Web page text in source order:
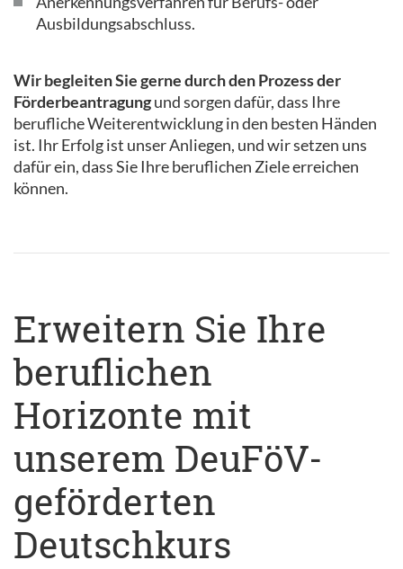
Ausbildungsabschluss.
Wir begleiten Sie gerne durch den Prozess der
Förderbeantragungund sorgen dafür, dass Ihre
berufliche Weiterentwicklung in den besten Händen
ist. Ihr Erfolg ist unser Anliegen, und wir setzen uns
dafür ein, dass Sie Ihre beruflichen Ziele erreichen
können.
Erweitern Sie Ihre
beruflichen
Horizonte mit
unserem DeuFöV-
geförderten
Deutschkurs